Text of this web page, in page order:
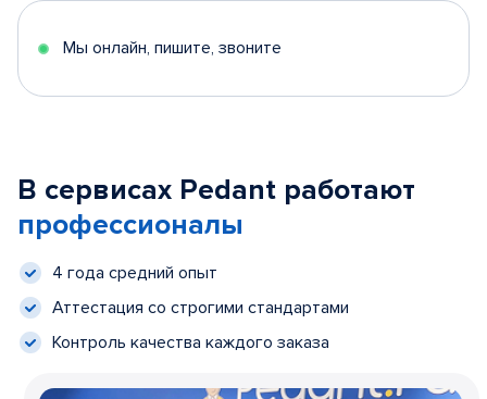
Мы онлайн, пишите, звоните
В сервисах Pedant работают
профессионалы
4 года средний опыт
Аттестация со строгими стандартами
Контроль качества каждого заказа